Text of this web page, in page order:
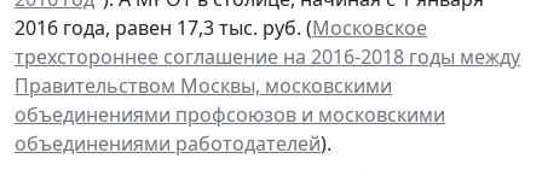
2016 года, равен 17,3 тыс. руб. (Московское
трехстороннее соглашение на 2016-2018 годы между
Правительством Москвы, московскими
объединениями профсоюзов и московскими
объединениями работодателей).